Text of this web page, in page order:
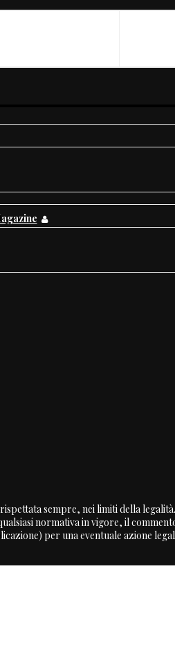
sempre, nei limiti della
normativa in vigore, il
per una eventuale azione